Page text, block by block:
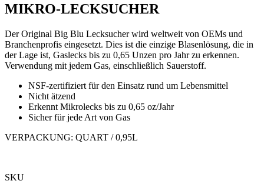
MIKRO-LECKSUCHER
Der Original Big Blu Lecksucher wird weltweit von OEMs und
Branchenprofis eingesetzt. Dies ist die einzige Blasenlösung, die in
der Lage ist, Gaslecks bis zu 0,65 Unzen pro Jahr zu erkennen.
Verwendung mit jedem Gas, einschließlich Sauerstoff.
NSF-zertifiziert für den Einsatz rund um Lebensmittel
Nicht ätzend
Erkennt Mikrolecks bis zu 0,65 oz/Jahr
Sicher für jede Art von Gas
VERPACKUNG: QUART / 0,95L
SKU